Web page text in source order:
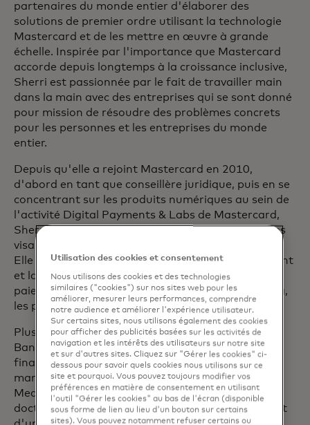
partenaires du monde entier d'élaborer des
solutions de premier ordre utilisant la technologie
Mastercard et de les mettre en œuvre à grande
échelle. Inspirée par l'importance que Mastercard
accorde depuis longtemps à la croissance inclusive,
Sherri est passionnée par le fait de travailler main
dans la main avec des entreprises qui se sont donné
pour mission de résoudre des problèmes concrets
pour les personnes et les entreprises du monde
entier.
Depuis qu'elle a rejoint Mastercard en 2010,
d'abord en tant que conseillère juridique, puis en se
concentrant sur les produits numériques au sein de
l'activité Digital Payments & Labs de Mastercard,
Sherri a été à l'avant-garde de plusieurs initiatives
visant à transformer l'écosystème des paiements.
Elle a joué un rôle important dans le développement
et la commercialisation de solutions telles que les
paiements mobiles, la tokenisation, l'open banking,
les paiements échelonnés, etc.
Plus tôt dans sa carrière, Sherri a travaillé pour
Banc of America Securities dans son groupe de
financement structuré et a pratiqué le droit des
marchés financiers chez Skadden, Arps, Slate,
Meagher & Flom LLP. Sherri est titulaire d'un
doctorat en droit de l'université de Pennsylvanie et
Utilisation des cookies et consentement
Nous utilisons des cookies et des technologies
similaires ("cookies") sur nos sites web pour les
améliorer, mesurer leurs performances, comprendre
notre audience et améliorer l'expérience utilisateur.
Sur certains sites, nous utilisons également des cookies
pour afficher des publicités basées sur les activités de
navigation et les intérêts des utilisateurs sur notre site
et sur d'autres sites. Cliquez sur "Gérer les cookies" ci-
dessous pour savoir quels cookies nous utilisons sur ce
site et pourquoi. Vous pouvez toujours modifier vos
préférences en matière de consentement en utilisant
l'outil "Gérer les cookies" au bas de l'écran (disponible
sous forme de lien au lieu d'un bouton sur certains
sites). Vous pouvez notamment refuser certains ou